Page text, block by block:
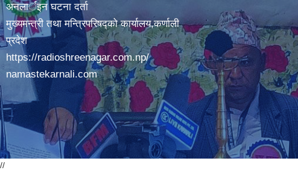
अनलार्इन घटना दर्ता
मुख्यमन्त्री तथा मन्त्रिपरिषद्को कार्यालय,कर्णाली
प्रदेश
https://radioshreenagar.com.np/
namastekarnali.com
//